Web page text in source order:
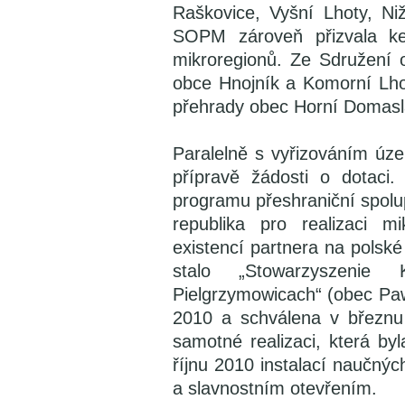
Raškovice, Vyšní Lhoty,
SOPM zároveň přizvala
mikroregionů. Ze
obce Hnojník a Komorní
přehrady obec Horní
Paralelně s vyřizováním
přípravě žádosti o dotaci.
programu přeshraniční
republika pro realizaci
existencí partnera na
stalo „Stowarzyszenie
Pielgrzymowicach“ (obec
2010 a schválena v
samotné realizaci, která
říjnu 2010 instalací
a slavnostním otevřením.